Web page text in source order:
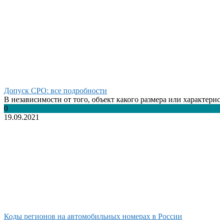
Допуск СРО: все подробности
В независимости от того, объект какого размера или
0
19.09.2021
Коды регионов на автомобильных номерах в России